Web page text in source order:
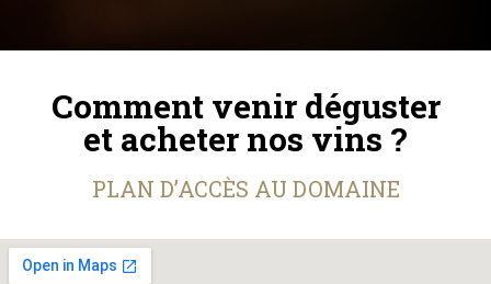
Comment venir déguster
et acheter nos vins ?
PLAN D’ACCÈS AU DOMAINE